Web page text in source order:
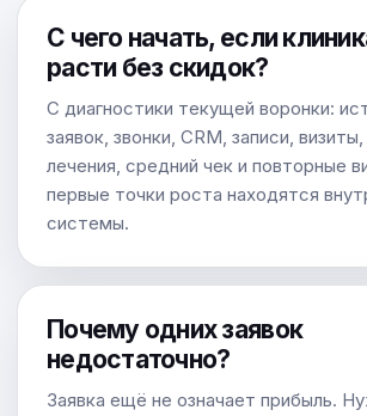
С чего начать, если
расти без скидок?
С диагностики текущей воронки:
заявок, звонки, CRM, записи,
лечения, средний чек и повторные
первые точки роста находятся
системы.
Почему одних заявок
недостаточно?
Заявка ещё не означает прибыль.